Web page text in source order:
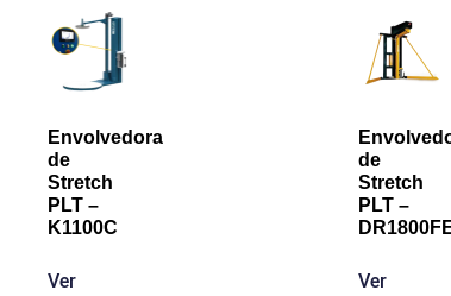
Envolvedora
de
Stretch
PLT –
K1100C
Ver
de
Stretch
PLT –
Ver